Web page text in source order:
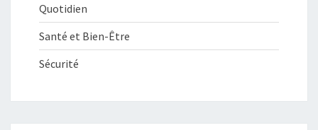
Quotidien
Santé et Bien-Être
Sécurité